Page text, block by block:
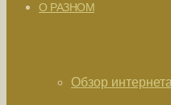
О РАЗНОМ
Обзор интернета